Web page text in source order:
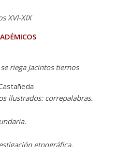
XVI-XIX
riega Jacintos tiernos
ilustrados: correpalabras.
etnográfica.